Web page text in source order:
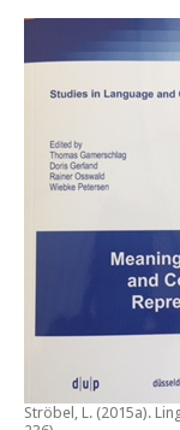
Ströbel, L. (2015a).